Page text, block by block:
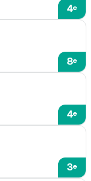
4e
8e
4e
3e